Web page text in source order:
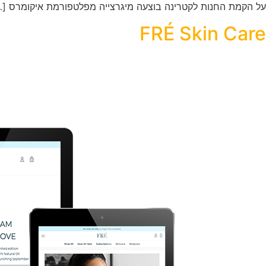
על הקמת החנות לקטרינה בוצעה מיגרצייה מפלטפורמת איקומרס
FRÉ Skin Care